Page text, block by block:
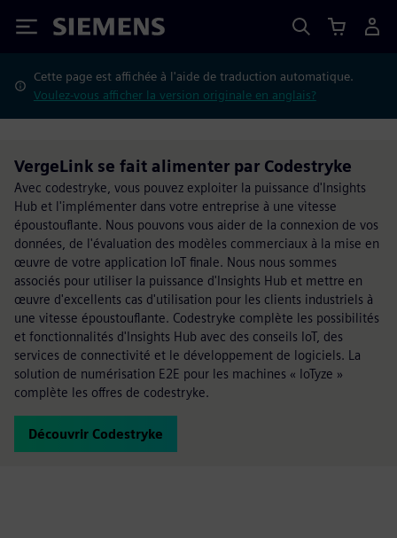
Siemens
Cette page est affichée à l'aide de traduction automatique.
Voulez-vous afficher la version originale en anglais?
VergeLink se fait alimenter par Codestryke
Avec codestryke, vous pouvez exploiter la puissance d'Insights
Hub et l'implémenter dans votre entreprise à une vitesse
époustouflante. Nous pouvons vous aider de la connexion de vos
données, de l'évaluation des modèles commerciaux à la mise en
œuvre de votre application IoT finale. Nous nous sommes
associés pour utiliser la puissance d'Insights Hub et mettre en
œuvre d'excellents cas d'utilisation pour les clients industriels à
une vitesse époustouflante. Codestryke complète les possibilités
et fonctionnalités d'Insights Hub avec des conseils IoT, des
services de connectivité et le développement de logiciels. La
solution de numérisation E2E pour les machines « IoTyze »
complète les offres de codestryke.
Découvrir Codestryke